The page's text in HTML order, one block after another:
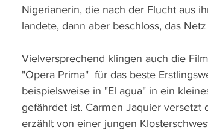
Nigerianerin, die nach der Flucht aus
landete, dann aber beschloss, das
Vielversprechend klingen auch die
"Opera Prima"  für das beste
beispielsweise in "El agua" in ein
gefährdet ist. Carmen Jaquier versetzt
erzählt von einer jungen